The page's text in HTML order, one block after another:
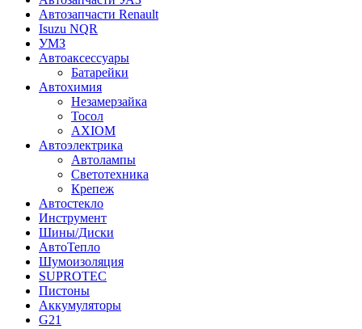
Автозапчасти Renault
Isuzu NQR
УМЗ
Автоаксессуары
Батарейки
Автохимия
Незамерзайка
Тосол
AXIOM
Автоэлектрика
Автолампы
Светотехника
Крепеж
Автостекло
Инструмент
Шины/Диски
АвтоТепло
Шумоизоляция
SUPROTEC
Пистоны
Аккумуляторы
G21